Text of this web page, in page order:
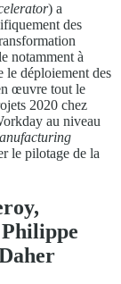
) a
des
notamment à
le déploiement des
œuvre tout le
2020 chez
au niveau
le pilotage de la